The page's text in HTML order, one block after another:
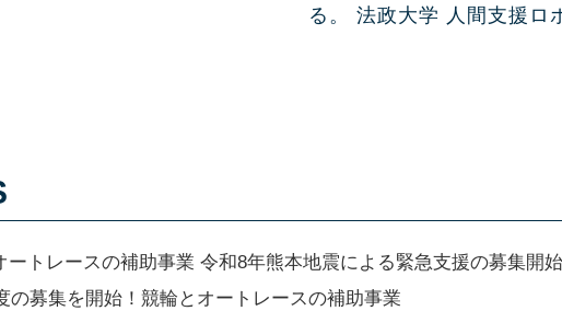
る。 法政大学 人間支援ロ
ートレースの補助事業 令和8年熊本地震による緊急支援の募集開
の募集を開始！競輪とオートレースの補助事業